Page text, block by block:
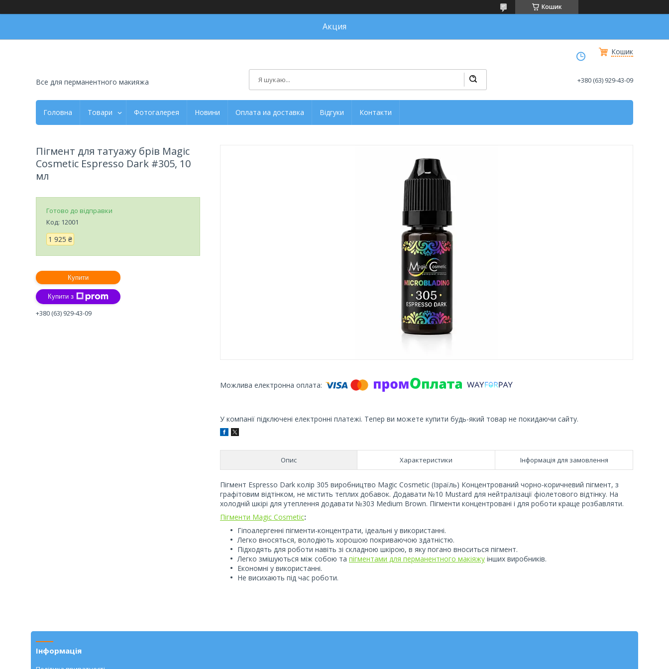
Кошик
Акция
Кошик
Все для перманентного макияжа +380 (63) 929-43-09
Головна Товари Фотогалерея Новини Оплата иа доставка Відгуки Контакти
У компанії підключені електронні платежі. Тепер ви можете купити будь-який товар не покидаючи сайту.
Опис Характеристики Інформація для замовлення
Пігмент Espresso Dark колір 305 виробництво Magic Cosmetic (Ізраїль) Концентрований чорно-коричневий пігмент, з
графітовим відтінком, не містить теплих добавок. Додавати №10 Mustard для нейтралізації фіолетового відтінку. На
холодній шкірі для утеплення додавати №303 Medium Brown. Пігменти концентровані і для роботи краще розбавляти.
Пігменти Magic Cosmetic:
Гіпоалергенні пігменти-концентрати, ідеальні у використанні.
Легко вносяться, володіють хорошою покриваючою здатністю.
Підходять для роботи навіть зі складною шкірою, в яку погано вноситься пігмент.
Легко змішуються між собою та пігментами для перманентного макіяжу інших виробників.
Економні у використанні.
Не висихають під час роботи.
Пігмент для татуажу брів Magic
Cosmetic Espresso Dark #305, 10
мл
Готово до відправки
Код: 12001
1 925 ₴
Купити
Купити з
+380 (63) 929-43-09
Інформація